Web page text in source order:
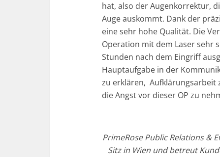
hat, also der Augenkorrektur,
Auge auskommt. Dank der
eine sehr hohe Qualität. Die
Operation mit dem Laser sehr
Stunden nach dem Eingriff
Hauptaufgabe in der
zu erklären, Aufklärungsarbeit
die Angst vor dieser OP zu
PrimeRose Public Relations &
Sitz in Wien und betreut